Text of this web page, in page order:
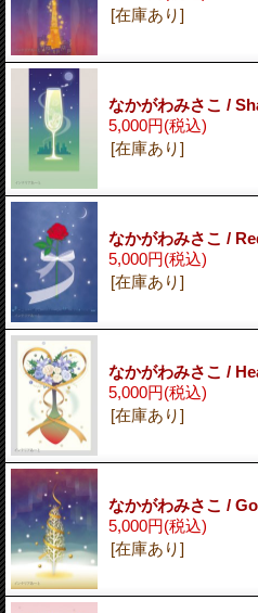
[在庫あり]
なかがわみさこ /
5,000円(税込)
[在庫あり]
なかがわみさこ /
5,000円(税込)
[在庫あり]
なかがわみさこ /
5,000円(税込)
[在庫あり]
なかがわみさこ /
5,000円(税込)
[在庫あり]